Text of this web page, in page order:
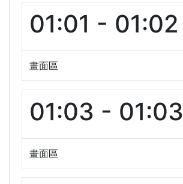
01:01 - 01:02
畫面區
01:03 - 01:03
畫面區